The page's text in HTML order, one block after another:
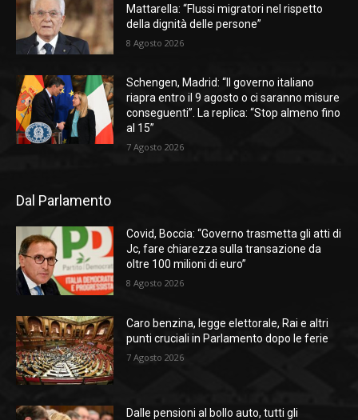
Mattarella: “Flussi migratori nel rispetto
della dignità delle persone”
8 Agosto 2026
Schengen, Madrid: “Il governo italiano
riapra entro il 9 agosto o ci saranno misure
conseguenti”. La replica: “Stop almeno fino
al 15”
7 Agosto 2026
Dal Parlamento
Covid, Boccia: “Governo trasmetta gli atti di
Jc, fare chiarezza sulla transazione da
oltre 100 milioni di euro”
8 Agosto 2026
Caro benzina, legge elettorale, Rai e altri
punti cruciali in Parlamento dopo le ferie
7 Agosto 2026
Dalle pensioni al bollo auto, tutti gli